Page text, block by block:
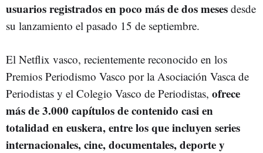
usuarios registrados en poco más de dos meses desde
su lanzamiento el pasado 15 de septiembre.
El Netflix vasco, recientemente reconocido en los
Premios Periodismo Vasco por la Asociación Vasca de
Periodistas y el Colegio Vasco de Periodistas, ofrece
más de 3.000 capítulos de contenido casi en
totalidad en euskera, entre los que incluyen series
internacionales, cine, documentales, deporte y